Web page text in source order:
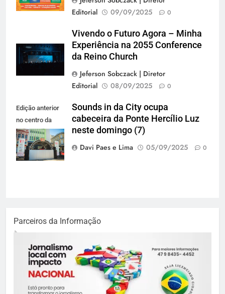
Editorial
09/09/2025 0
Vivendo o Futuro Agora – Minha
Experiência na 2055 Conference
da Reino Church
Jeferson Sobczack | Diretor
Editorial
08/09/2025 0
Edição anterior
no centro da
cidade (Foto:
Lara Decker)
Sounds in da City ocupa
cabeceira da Ponte Hercílio Luz
neste domingo (7)
Davi Paes e Lima
05/09/2025 0
Parceiros da Informação